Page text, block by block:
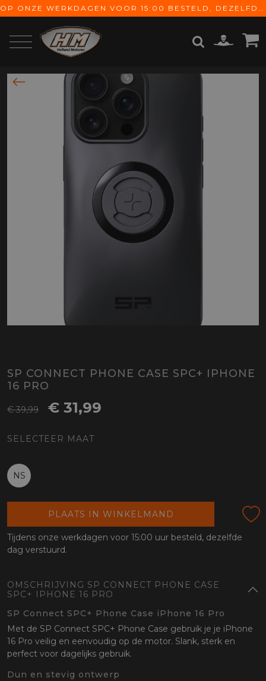
OP ONZE WERKDAGEN VOOR 15:00 BESTELD, DEZELFDE DAG VERZONDEN! GRATIS VERZENDING VANAF € 65,-
SP CONNECT PHONE CASE SPC+ IPHONE
16 PRO
€ 39,99 € 31,99
SELECTEER MAAT
NS
PLAATS IN WINKELMAND
Tijdens onze werkdagen voor 15:00 uur besteld, dezelfde
dag verstuurd.
OMSCHRIJVING SP CONNECT PHONE CASE
SPC+ IPHONE 16 PRO
SP Connect SPC+ Phone Case iPhone 16 Pro
Met de SP Connect SPC+ Phone Case gebruik je je iPhone
16 Pro veilig en eenvoudig op de motor. Slank, sterk en
perfect voor dagelijks gebruik.
Dun en stevig ontwerp